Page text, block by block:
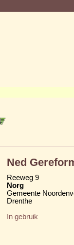
Ned
Reeweg 9
Norg
Gemeente
Drenthe
In gebruik